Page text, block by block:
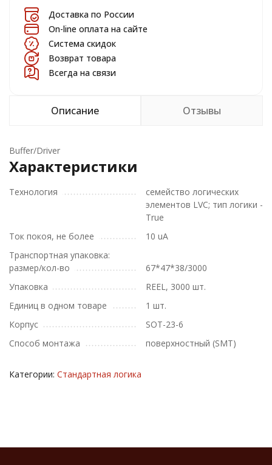
Доставка по России
On-line оплата на сайте
Система скидок
Возврат товара
Всегда на связи
Описание Отзывы
Buffer/Driver
Характеристики
Технология
семейство логических
элементов LVC; тип логики -
True
Ток покоя, не более
10 uA
Транспортная упаковка:
размер/кол-во
67*47*38/3000
Упаковка
REEL, 3000 шт.
Единиц в одном товаре
1 шт.
Корпус
SOT-23-6
Способ монтажа
поверхностный (SMT)
Категории: Стандартная логика